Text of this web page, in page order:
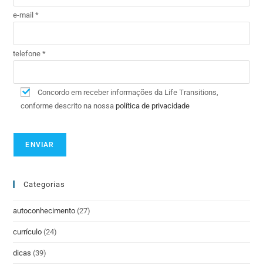
e-mail *
telefone *
Concordo em receber informações da Life Transitions,
conforme descrito na nossa política de privacidade
Categorias
autoconhecimento (27)
currículo (24)
dicas (39)